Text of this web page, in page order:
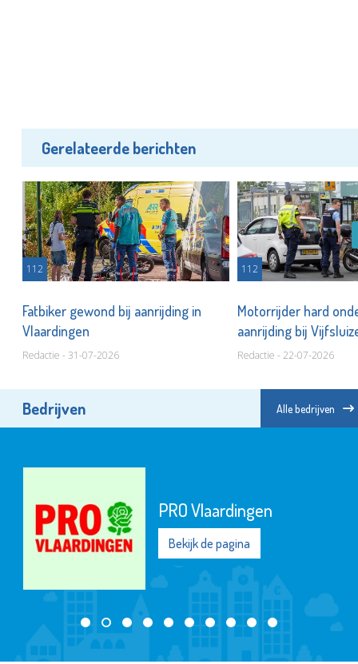
Gerelateerde berichten
112
Fatbiker gewond bij aanrijding in
Vlaardingen
Redactie - 31-07-2026
112
Motorrijder hard
aanrijding bij
Redactie - 22-07-2026
Bedrijven Alle bedrijven
PRO Vlaardingen
Bekijk de pagina